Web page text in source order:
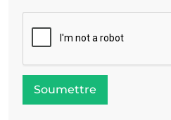
Soumettre